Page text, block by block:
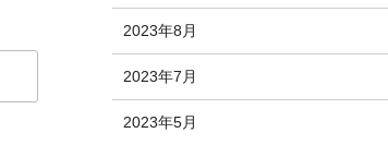
2023年8月
2023年7月
2023年5月